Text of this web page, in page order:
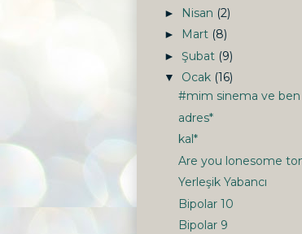
► Nisan (2)
► Mart (8)
► Şubat (9)
▼ Ocak (16)
#mim sinema ve ben
adres*
kal*
Are you lonesome
Yerleşik Yabancı
Bipolar 10
Bipolar 9